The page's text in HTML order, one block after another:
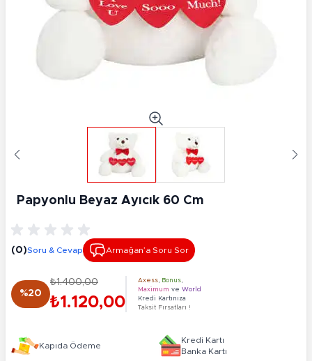
Papyonlu Beyaz Ayıcık 60 Cm
(0)Soru & Cevap Armağan’a Soru Sor
%20
₺1.400,00
₺1.120,00
Axess Bonus
Maximum ve World
Kredi Kartınıza
Taksit Fırsatları !
Kapıda Ödeme
Kredi Kartı
Banka Kartı